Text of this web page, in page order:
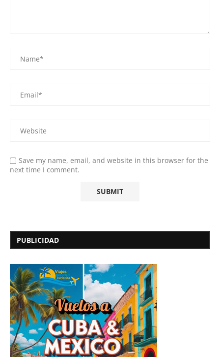
Save my name, email, and website in this browser for the
next time I comment.
PUBLICIDAD